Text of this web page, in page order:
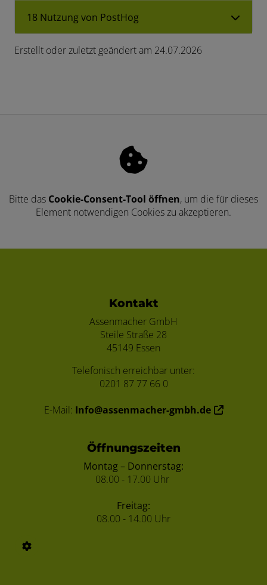
18 Nutzung von PostHog
Erstellt oder zuletzt geändert am 24.07.2026
Bitte das Cookie-Consent-Tool öffnen, um die für dieses
Element notwendigen Cookies zu akzeptieren.
Kontakt
Assenmacher GmbH
Steile Straße 28
45149 Essen
Telefonisch erreichbar unter:
0201 87 77 66 0
E-Mail: Info@assenmacher-gmbh.de
Öffnungszeiten
Montag – Donnerstag:
08.00 - 17.00 Uhr
Freitag:
08.00 - 14.00 Uhr